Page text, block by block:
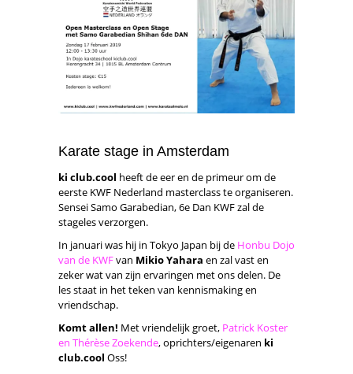
Karate stage in Amsterdam
ki club.cool heeft de eer en de primeur om de
eerste KWF Nederland masterclass te organiseren.
Sensei Samo Garabedian, 6e Dan KWF zal de
stageles verzorgen.
In januari was hij in Tokyo Japan bij de Honbu Dojo
van de KWFvan Mikio Yahara en zal vast en
zeker wat van zijn ervaringen met ons delen. De
les staat in het teken van kennismaking en
vriendschap.
Komt allen! Met vriendelijk groet, Patrick Koster
en Thérèse Zoekende, oprichters/eigenaren ki
club.cool Oss!